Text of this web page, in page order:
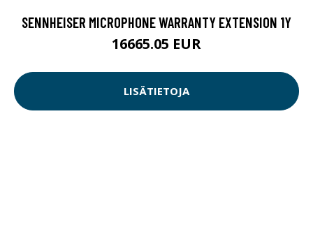
SENNHEISER MICROPHONE WARRANTY EXTENSION 1Y
16665.05 EUR
LISÄTIETOJA